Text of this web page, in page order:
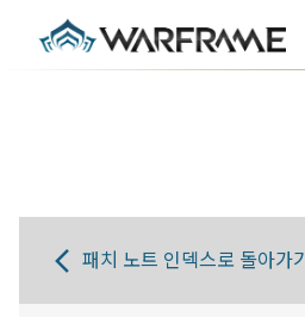
패치 노트 인덱스로 돌아가기